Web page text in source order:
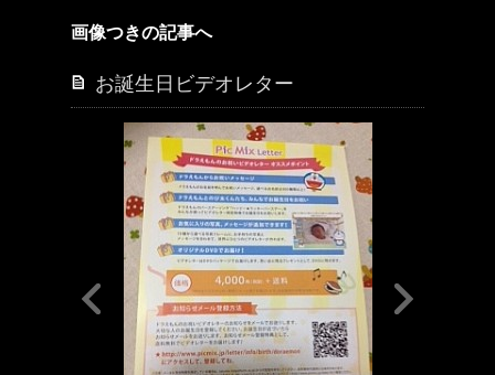
画像つきの記事へ
お誕生日ビデオレター